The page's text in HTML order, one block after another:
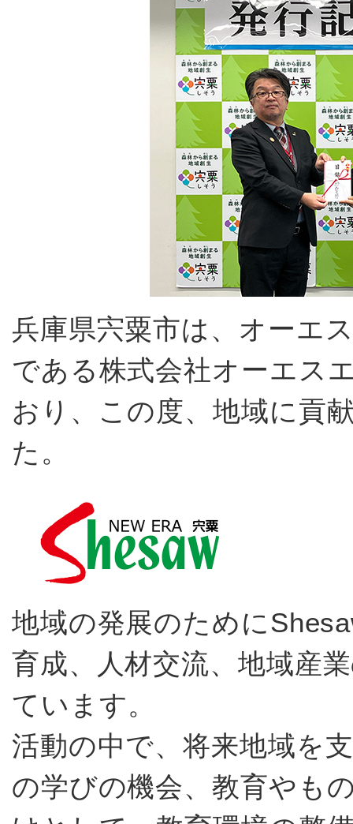
兵庫県宍粟市は、オーエ
である株式会社オーエス
おり、この度、地域に貢
た。
地域の発展のために
育成、人材交流、地域産
ています。
活動の中で、将来地域を
の学びの機会、教育やも